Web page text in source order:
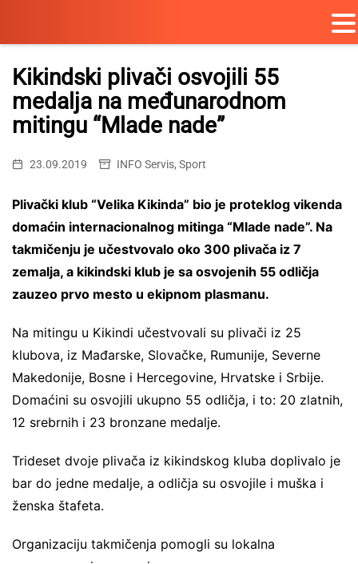
Skip
content
Kikindski plivači osvojili 55
medalja na međunarodnom
mitingu “Mlade nade”
23.09.2019 INFO Servis, Sport
Plivački klub “Velika Kikinda” bio je proteklog vikenda
domaćin internacionalnog mitinga “Mlade nade”. Na
takmičenju je učestvovalo oko 300 plivača iz 7
zemalja, a kikindski klub je sa osvojenih 55 odličja
zauzeo prvo mesto u ekipnom plasmanu.
Na mitingu u Kikindi učestvovali su plivači iz 25
klubova, iz Mađarske, Slovačke, Rumunije, Severne
Makedonije, Bosne i Hercegovine, Hrvatske i Srbije.
Domaćini su osvojili ukupno 55 odličja, i to: 20 zlatnih,
12 srebrnih i 23 bronzane medalje.
Trideset dvoje plivača iz kikindskog kluba doplivalo je
bar do jedne medalje, a odličja su osvojile i muška i
ženska štafeta.
Organizaciju takmičenja pomogli su lokalna